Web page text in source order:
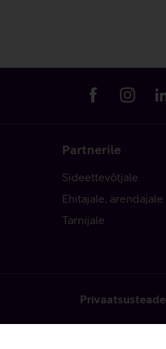
Partnerile
Sideettevõtjale
Ehitajale, arendajale
Tarnijale
Privaatsusteade